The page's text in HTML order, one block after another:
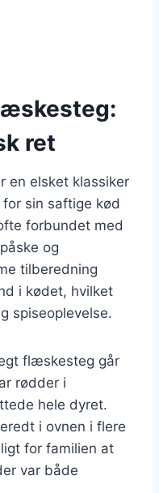
ret
en elsket klassiker
sin saftige kød
forbundet med
og
tilberedning
i kødet, hvilket
spiseoplevelse.
flæskesteg går
rødder i
hele dyret.
i ovnen i flere
for familien at
var både